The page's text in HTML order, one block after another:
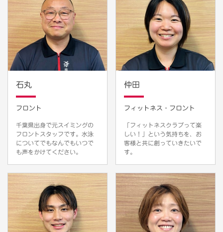
石丸
フロント
千葉県出身で元スイミングの
フロントスタッフです。水泳
についてでもなんでもいつで
も声をかけてください。
仲田
フィットネス・フロント
「フィットネスクラブって楽
しい！」という気持ちを、お
客様と共に創っていきたいで
す。